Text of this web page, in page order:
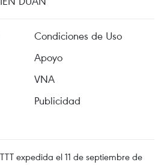
Condiciones de Uso
Apoyo
VNA
Publicidad
expedida el 11 de septiembre de